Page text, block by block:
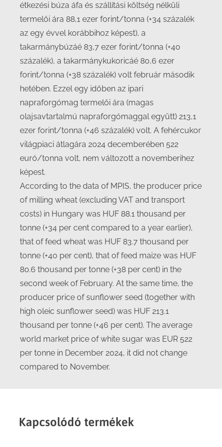
étkezési búza áfa és szállítási költség nélküli
termelői ára 88,1 ezer forint/tonna (+34 százalék
az egy évvel korábbihoz képest), a
takarmánybúzáé 83,7 ezer forint/tonna (+40
százalék), a takarmánykukoricáé 80,6 ezer
forint/tonna (+38 százalék) volt február második
hetében. Ezzel egy időben az ipari
napraforgómag termelői ára (magas
olajsavtartalmú napraforgómaggal együtt) 213,1
ezer forint/tonna (+46 százalék) volt. A fehércukor
világpiaci átlagára 2024 decemberében 522
euró/tonna volt, nem változott a novemberihez
képest.
According to the data of MPIS, the producer price
of milling wheat (excluding VAT and transport
costs) in Hungary was HUF 88.1 thousand per
tonne (+34 per cent compared to a year earlier),
that of feed wheat was HUF 83.7 thousand per
tonne (+40 per cent), that of feed maize was HUF
80.6 thousand per tonne (+38 per cent) in the
second week of February. At the same time, the
producer price of sunflower seed (together with
high oleic sunflower seed) was HUF 213.1
thousand per tonne (+46 per cent). The average
world market price of white sugar was EUR 522
per tonne in December 2024, it did not change
compared to November.
Kapcsolódó termékek